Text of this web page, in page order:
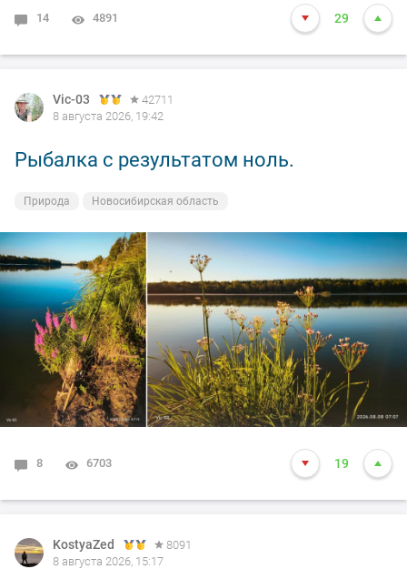
14 4891 29
Vic-03
42711
8 августа 2026, 19:42
Рыбалка с результатом ноль.
Природа Новосибирская область
8 6703 19
KostyaZed
8091
8 августа 2026, 15:17